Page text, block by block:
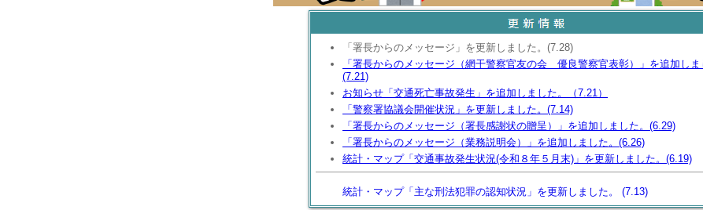
「署長からのメッセージ」を更新しました。(7.28)
「署長からのメッセージ（網干警察官友の会 優良警察官表彰）」を追加しま
(7.21)
お知らせ「交通死亡事故発生」を追加しました。（7.21）
「警察署協議会開催状況」を更新しました。(7.14)
「署長からのメッセージ（署長感謝状の贈呈）」を追加しました。(6.29)
「署長からのメッセージ（業務説明会）」を追加しました。(6.26)
統計・マップ「交通事故発生状況(令和８年５月末)」を更新しました。(6.19)
統計・マップ「主な刑法犯罪の認知状況」を更新しました。 (7.13)